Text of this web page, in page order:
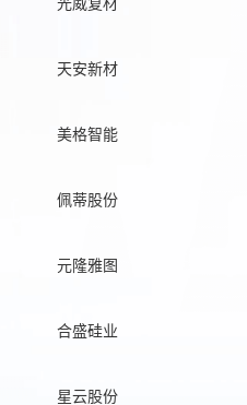
天安新材
美格智能
佩蒂股份
元隆雅图
合盛硅业
星云股份